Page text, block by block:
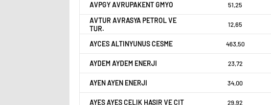
AVPGY AVRUPAKENT GMYO 51,25
AVTUR AVRASYA PETROL VE
TUR.
12,65
AYCES ALTINYUNUS CESME 463,50
AYDEM AYDEM ENERJI 23,72
AYEN AYEN ENERJI 34,00
AYES AYES CELIK HASIR VE CIT 29,92